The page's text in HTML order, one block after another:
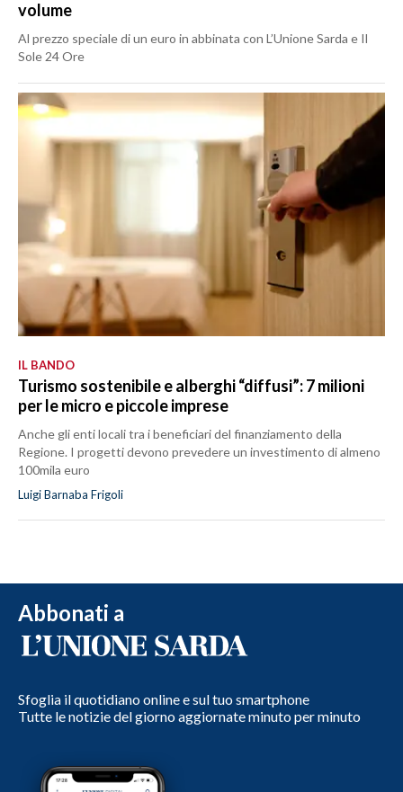
volume
Al prezzo speciale di un euro in abbinata con L’Unione Sarda e Il
Sole 24 Ore
IL BANDO
Turismo sostenibile e alberghi “diffusi”: 7 milioni
per le micro e piccole imprese
Anche gli enti locali tra i beneficiari del finanziamento della
Regione. I progetti devono prevedere un investimento di almeno
100mila euro
Luigi Barnaba Frigoli
Abbonati a
Sfoglia il quotidiano online e sul tuo smartphone
Tutte le notizie del giorno aggiornate minuto per minuto